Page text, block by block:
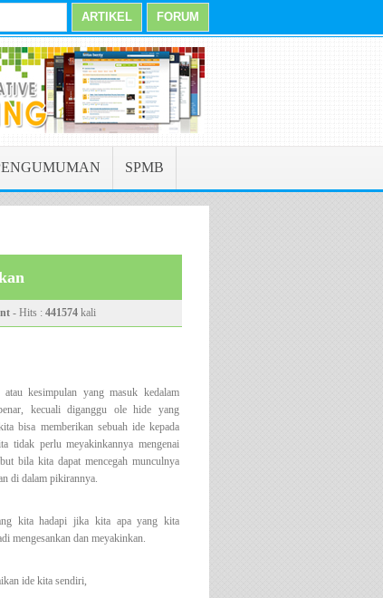
Menu Pengumuman Manajemen Persepsi
SPMB
- Hits : 441574 kali
kesimpulan yang masuk kedalam
kecuali diganggu ole hide yang
bisa memberikan sebuah ide kepada
tidak perlu meyakinkannya mengenai
bila kita dapat mencegah munculnya
di dalam pikirannya.
kita hadapi jika kita apa yang kita
mengesankan dan meyakinkan.
ide kita sendiri,